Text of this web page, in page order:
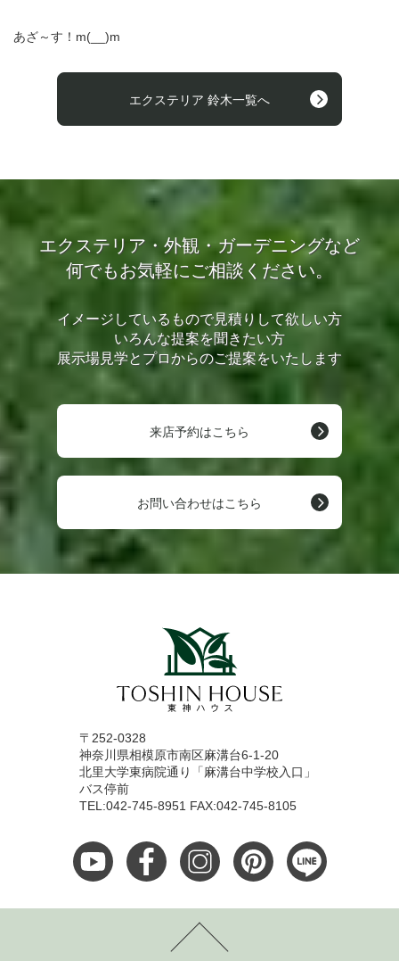
あざ～す！ m(__)m
エクステリア 鈴木一覧へ
エクステリア・外観・ガーデニングなど
何でもお気軽にご相談ください。
イメージしているもので見積りして欲しい方
いろんな提案を聞きたい方
展示場見学とプロからのご提案をいたします
来店予約はこちら
お問い合わせはこちら
〒252-0328
神奈川県相模原市南区麻溝台6-1-20
北里大学東病院通り「麻溝台中学校入口」
バス停前
TEL:042-745-8951 FAX:042-745-8105